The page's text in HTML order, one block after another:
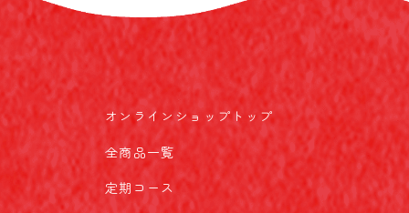
オンラインショップトップ
全商品一覧
定期コース